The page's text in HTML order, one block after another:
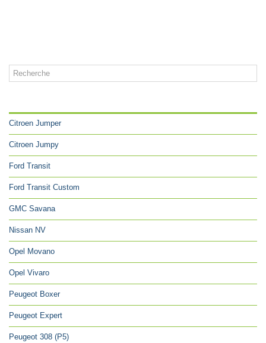
Citroen Jumper
Citroen Jumpy
Ford Transit
Ford Transit Custom
GMC Savana
Nissan NV
Opel Movano
Opel Vivaro
Peugeot Boxer
Peugeot Expert
Peugeot 308 (P5)